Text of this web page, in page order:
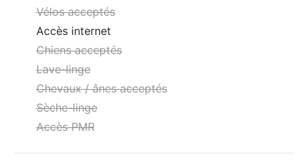
Vélos acceptés
Accès internet
Chiens acceptés
Lave-linge
Chevaux / ânes acceptés
Sèche-linge
Accès PMR